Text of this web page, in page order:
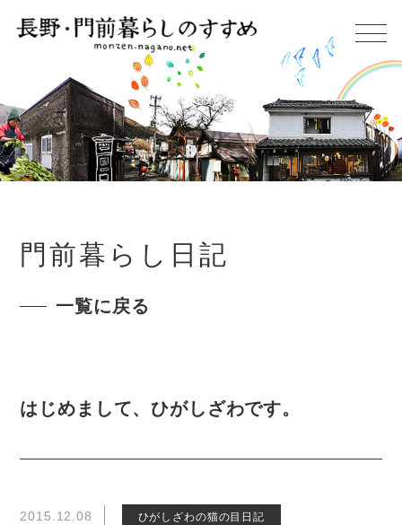
門前暮らし日記
一覧に戻る
はじめまして、ひがしざわです。
2015.12.08 ひがしざわの猫の目日記